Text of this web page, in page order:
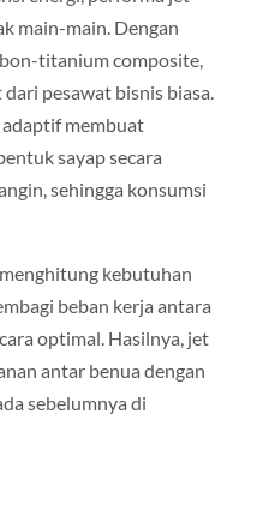
main-main. Dengan
titanium composite,
pesawat bisnis biasa.
membuat
sayap secara
sehingga konsumsi
kebutuhan
beban kerja antara
optimal. Hasilnya, jet
antar benua dengan
sebelumnya di